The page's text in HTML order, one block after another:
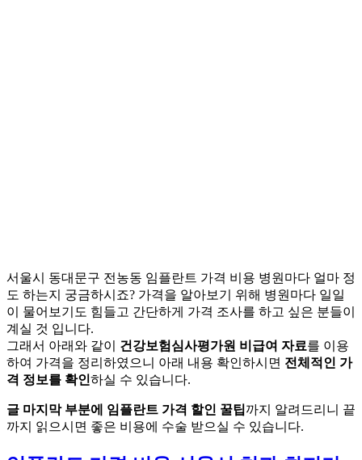
서울시 동대문구 전농동 임플란트 가격 비용 병원마다 얼마 정
도 하는지 궁금하시죠? 가격을 알아보기 위해 병원마다 일일
이 물어보기도 힘들고 간단하게 가격 조사를 하고 싶은 분들이
계실 것 입니다.
그래서 아래와 같이 건강보험심사평가원 비급여 자료를 이용
하여 가격을 정리하였으니 아래 내용 확인하시면 전체적인 가
격 정보를 확인하실 수 있습니다.
글 마지막 부분에 임플란트 가격 할인 꿀팁까지 알려드리니 끝
까지 읽으시면 좋은 비용에 수술 받으실 수 있습니다.